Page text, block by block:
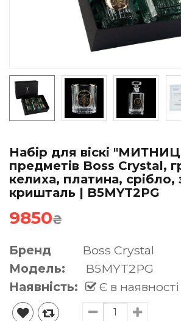
Набір для віскі
предметів Boss Crystal,
келиха, платина, срібло,
кришталь | B5MYT2PG
9850₴
Бренд
Boss Crystal
Модель:
B5MYT2PG
Наявність:
Є в наявності